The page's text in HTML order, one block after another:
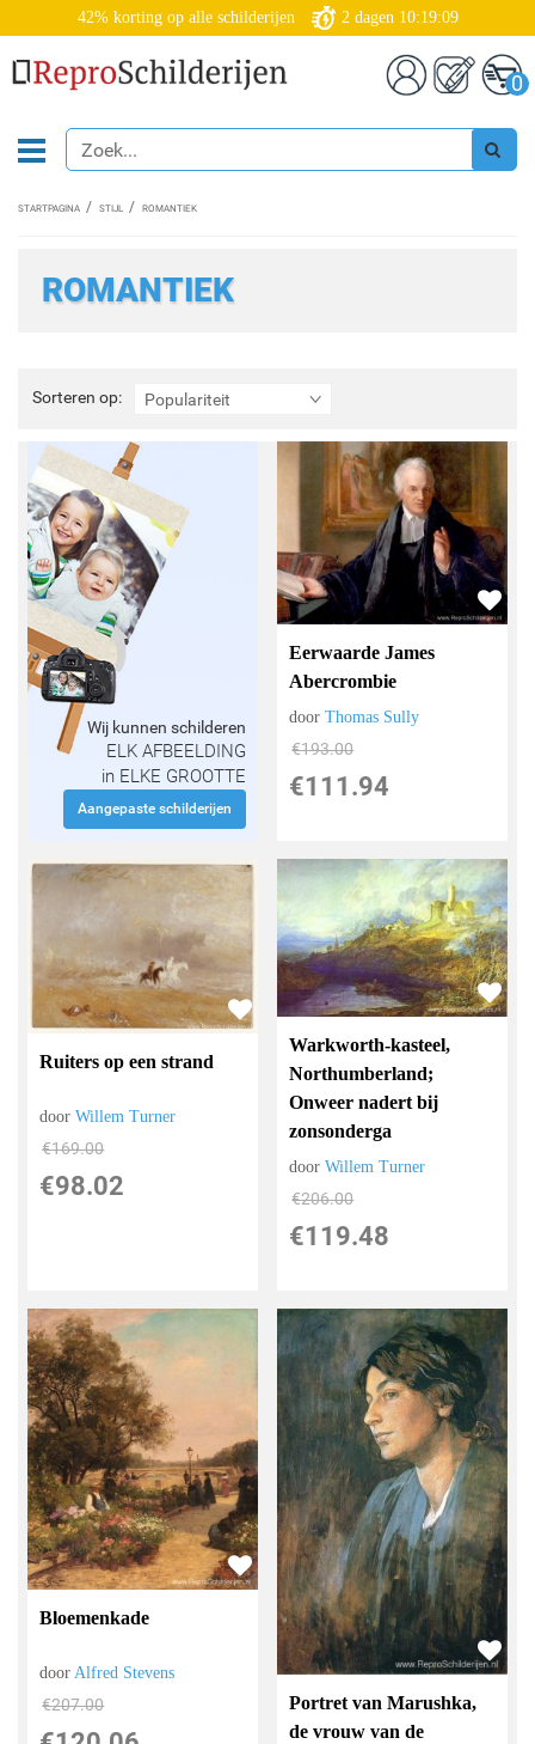
42% korting op alle schilderijen 2 dagen 10:19:07
0
STARTPAGINA STIJL ROMANTIEK
ROMANTIEK
Sorteren op: Populariteit
Sorteren
op:
Wij kunnen schilderen
ELK AFBEELDING
in ELKE GROOTTE
Aangepaste schilderijen
Eerwaarde James
Abercrombie
doorThomas Sully
€193.00
€111.94
Ruiters op een strand
doorWillem Turner
€169.00
€98.02
Warkworth-kasteel,
Northumberland;
Onweer nadert bij
zonsonderga
doorWillem Turner
€206.00
€119.48
Bloemenkade
doorAlfred Stevens
€207.00
Portret van Marushka,
de vrouw van de